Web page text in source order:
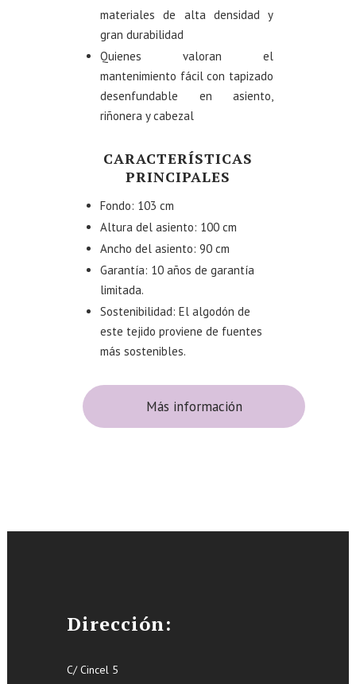
materiales de alta densidad y
gran durabilidad
Quienes valoran el
mantenimiento fácil con tapizado
desenfundable en asiento,
riñonera y cabezal
CARACTERÍSTICAS
PRINCIPALES
Fondo: 103 cm
Altura del asiento: 100 cm
Ancho del asiento: 90 cm
Garantía: 10 años de garantía
limitada.
Sostenibilidad: El algodón de
este tejido proviene de fuentes
más sostenibles.
Más información
Dirección:
C/ Cincel 5